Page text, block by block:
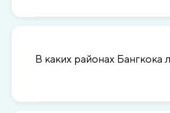
В каких районах Бангкока